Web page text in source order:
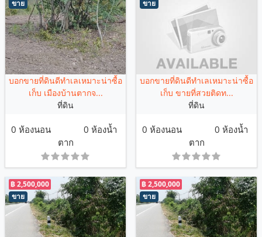
ขาย
บอกขายที่ดินดีทำเลเหมาะน่าซื้อ
เก็บ เมืองบ้านตากจ...
ที่ดิน
0 ห้องนอน
0 ห้องน้ำ
ตาก
ขาย
บอกขายที่ดินดีทำเลเหมาะน่าซื้อ
เก็บ ขายที่สวยติดท...
ที่ดิน
0 ห้องนอน
0 ห้องน้ำ
ตาก
ขาย
฿ 2,500,000
ขาย
฿ 2,500,000